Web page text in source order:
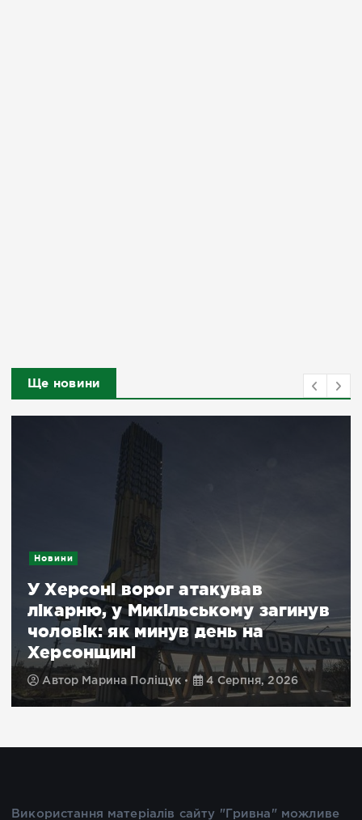
Ще новини
Подробиці
«Законна ціль»: як російська
пропаганда виправдовує
полювання дроном на продавця
овочів у Херсоні
Автор Марина Поліщук 4 Серпня, 2026
Використання матеріалів сайту "Гривна" можливе